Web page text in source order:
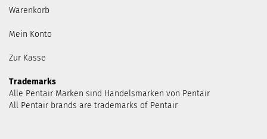
Warenkorb
Mein Konto
Zur Kasse
Trademarks
Alle Pentair Marken sind Handelsmarken von Pentair
All Pentair brands are trademarks of Pentair